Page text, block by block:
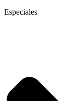
Especiales